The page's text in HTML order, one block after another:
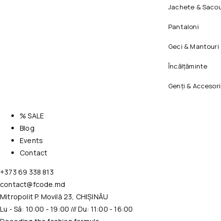
Jachete &
Pantaloni
Geci & Mantouri
Încălțăminte
Genți &
% SALE
Blog
Events
Contact
+373 69 338 813
contact@fcode.md
Mitropolit P. Movilă 23, CHIȘINĂU
Lu - Sâ: 10:00 - 19:00 /// Du: 11:00 - 16:00